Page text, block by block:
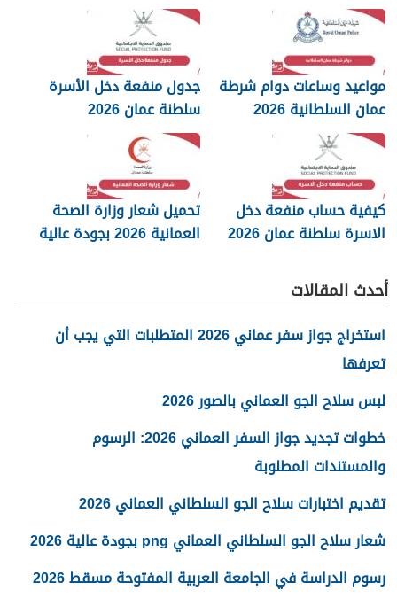
مواعيد وساعات دوام شرطة
عمان السلطانية 2026
جدول منفعة دخل الأسرة
سلطنة عمان 2026
كيفية حساب منفعة دخل
الاسرة سلطنة عمان 2026
تحميل شعار وزارة الصحة
العمانية 2026 بجودة عالية
أحدث المقالات
استخراج جواز سفر عماني 2026 المتطلبات التي يجب أن
تعرفها
لبس سلاح الجو العماني بالصور 2026
خطوات تجديد جواز السفر العماني 2026: الرسوم
والمستندات المطلوبة
تقديم اختبارات سلاح الجو السلطاني العماني 2026
شعار سلاح الجو السلطاني العماني png بجودة عالية 2026
رسوم الدراسة في الجامعة العربية المفتوحة مسقط 2026